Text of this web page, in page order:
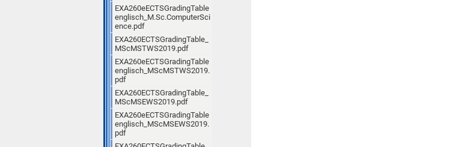
EXA260eECTSGradingTable
englisch_M.Sc.ComputerSci
ence.pdf
EXA260ECTSGradingTable_
MScMSTWS2019.pdf
EXA260eECTSGradingTable
englisch_MScMSTWS2019.
pdf
EXA260ECTSGradingTable_
MScMSEWS2019.pdf
EXA260eECTSGradingTable
englisch_MScMSEWS2019.
pdf